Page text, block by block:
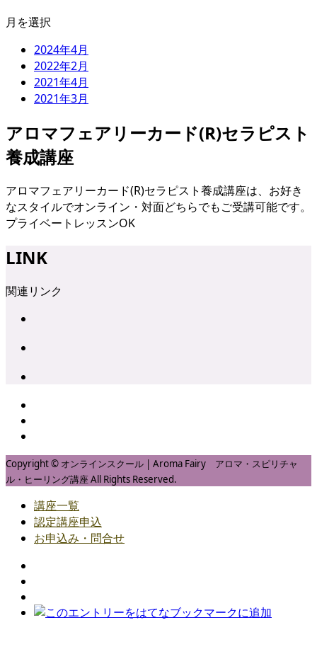
月を選択
2024年4月
2022年2月
2021年4月
2021年3月
アロマフェアリーカード(R)セラピスト
養成講座
アロマフェアリーカード(R)セラピスト養成講座は、お好き
なスタイルでオンライン・対面どちらでもご受講可能です。
プライベートレッスンOK
LINK
関連リンク
Copyright © オンラインスクール | Aroma Fairy アロマ・スピリチャ
ル・ヒーリング講座 All Rights Reserved.
講座一覧
認定講座申込
お申込み・問合せ